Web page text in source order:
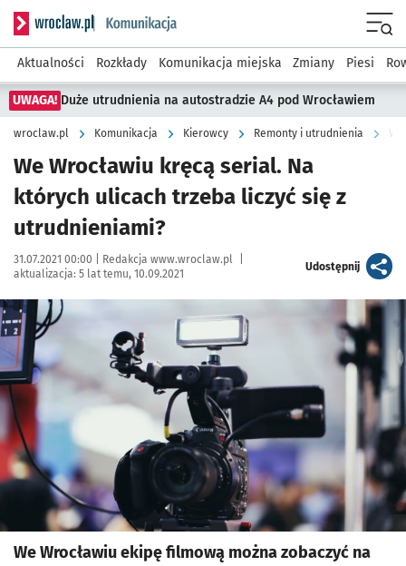
Serwis informacyjny wroclaw.pl podserwis: Komunikacja
Aktualności Rozkłady Komunikacja miejska Zmiany Piesi
UWAGA! Duże utrudnienia na autostradzie A4 pod Wrocławiem
wroclaw.pl Komunikacja Kierowcy Remonty i utrudnienia
We Wrocławiu kręcą serial. Na
których ulicach trzeba liczyć się z
utrudnieniami?
Data publikacji:
31.07.2021 00:00 | Autor:
Redakcja www.wroclaw.pl
aktualizacja: 5 lat temu, 10.09.2021
Udostępnijartykuł
Kliknij, aby powiększyć
We Wrocławiu ekipę filmową można zobaczyć na